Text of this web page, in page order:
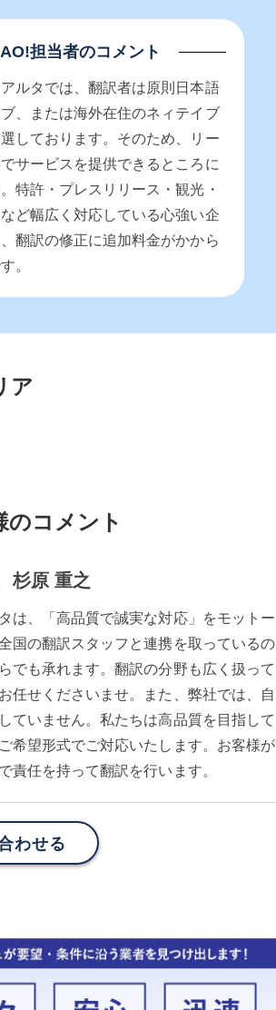
担当者のコメント
ルタでは、翻訳者は原則日本語
、または海外在住のネィテイブ
しております。そのため、リー
サービスを提供できるところに
特許・プレスリリース・観光・
ど幅広く対応している心強い企
翻訳の修正に追加料金がかから
。
ア
のコメント
杉原 重之
は、「高品質で誠実な対応」をモットー
国の翻訳スタッフと連携を取っているの
でも承れます。翻訳の分野も広く扱って
任せくださいませ。また、弊社では、自
ていません。私たちは高品質を目指して
希望形式でご対応いたします。お客様が
責任を持って翻訳を行います。
わせる